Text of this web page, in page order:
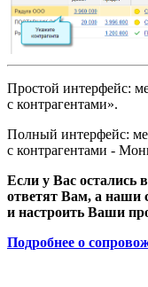
Простой интерфейс:
с контрагентами».
Полный интерфейс:
с контрагентами -
Если у Вас остались
ответят Вам, а наши
и настроить Ваши
Подробнее о